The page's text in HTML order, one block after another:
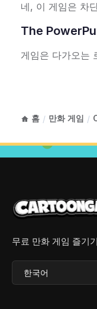
네, 이 게임은 차
The
게임은 다가오는
홈 / 만화 게임 /
무료 만화 게임 즐기